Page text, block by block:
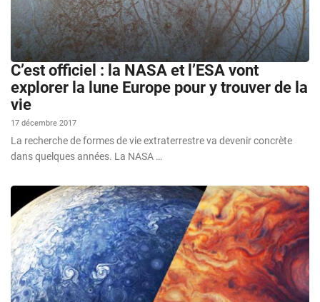
C’est officiel : la NASA et l’ESA vont
explorer la lune Europe pour y trouver de la
vie
17 décembre 2017
La recherche de formes de vie extraterrestre va devenir concrète
dans quelques années. La NASA …